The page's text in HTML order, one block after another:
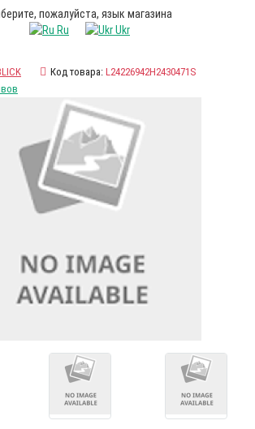
пожалуйста, язык магазина
Ru
Ukr
Код товара: L24226942H2430471S